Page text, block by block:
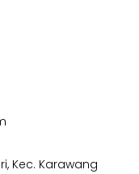
Kec. Karawang